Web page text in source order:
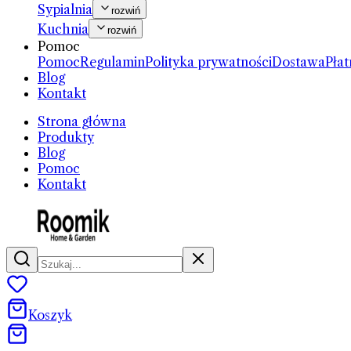
Sypialnia rozwiń
Kuchnia rozwiń
Pomoc
PomocRegulaminPolityka prywatnościDostawa
Blog
Kontakt
Strona główna
Produkty
Blog
Pomoc
Kontakt
Koszyk